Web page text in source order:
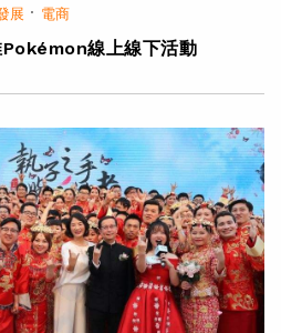
展 · 電商
線上線下活動